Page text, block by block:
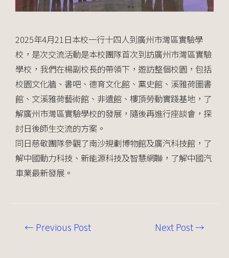
2025年4月21日本校一行十四人到廣州市灣區實驗學
校，是次交流活動是本校團隊首次到訪廣州市灣區實驗
學校，我們在楊副校長的帶領下，遊訪整個校園，包括
校園文化牆、書吧、德育文化館、黨史館、溪雅荷圖書
館、文溪雅荷藝術館、非遺館、樓頂勞動實踐基地，了
解廣州市灣區實驗學校的發展，隨後再進行座談會，探
討日後師生交流的方案。
同日慈敬團隊參觀了南沙規劃博物館及廣汽科技館，了
解中國動力科技、新能源科技及智慧網聯，了解中國汽
車業最新發展。
← Previous Post Next Post→